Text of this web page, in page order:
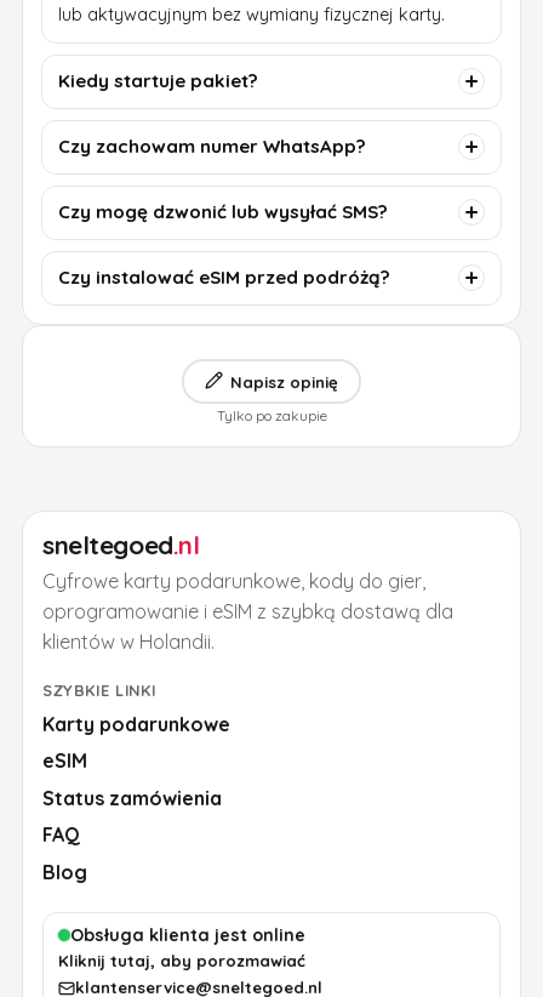
lub aktywacyjnym bez wymiany fizycznej karty.
Kiedy startuje pakiet?
Czy zachowam numer WhatsApp?
Czy mogę dzwonić lub wysyłać SMS?
Czy instalować eSIM przed podróżą?
Napisz opinię
Tylko po zakupie
sneltegoed.nl
Cyfrowe karty podarunkowe, kody do gier,
oprogramowanie i eSIM z szybką dostawą dla
klientów w Holandii.
SZYBKIE LINKI
Karty podarunkowe
eSIM
Status zamówienia
FAQ
Blog
Obsługa klienta jest online
Kliknij tutaj, aby porozmawiać
klantenservice@sneltegoed.nl